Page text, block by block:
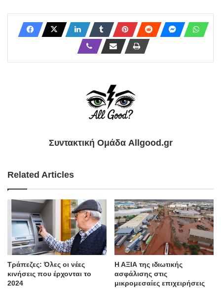
Συντακτική Ομάδα Allgood.gr
Related Articles
Τράπεζες: Όλες οι νέες
κινήσεις που έρχονται το
2024
Η ΑΞΙΑ της ιδιωτικής
ασφάλισης στις
μικρομεσαίες επιχειρήσεις